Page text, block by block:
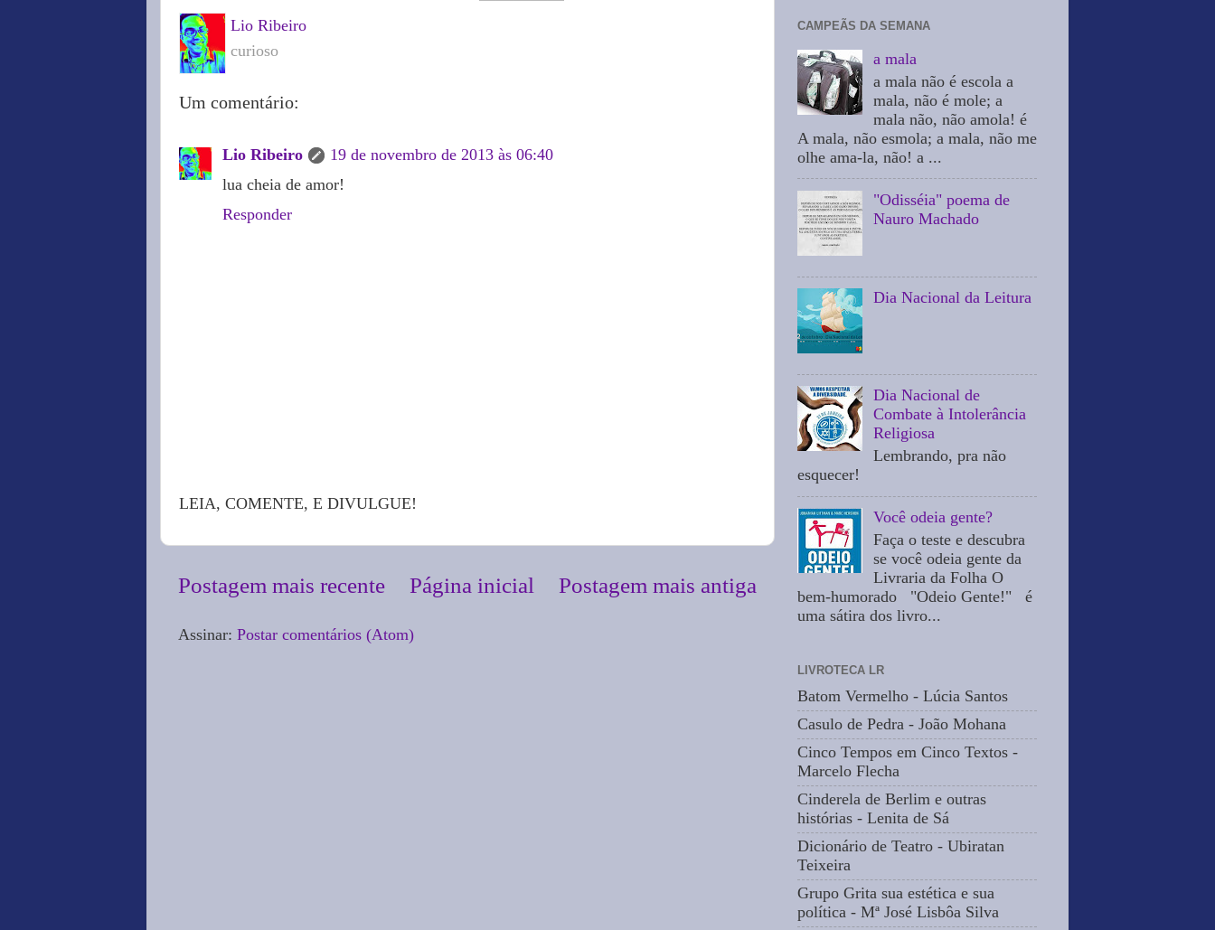
Lio Ribeiro
curioso
Um comentário:
Lio Ribeiro
19 de novembro de 2013 às 06:40
lua cheia de amor!
Responder
LEIA, COMENTE, E DIVULGUE!
Postagem mais recente Postagem mais antiga
Página inicial
Assinar: Postar comentários (Atom)
CAMPEÃS DA SEMANA
a mala
a mala não é escola a
mala, não é mole; a
mala não, não amola! é
A mala, não esmola; a mala, não me
olhe ama-la, não! a ...
"Odisséia" poema de
Nauro Machado
Dia Nacional da Leitura
Dia Nacional de
Combate à Intolerância
Religiosa
Lembrando, pra não
esquecer!
Você odeia gente?
Faça o teste e descubra
se você odeia gente da
Livraria da Folha O
bem-humorado "Odeio Gente!" é
uma sátira dos livro...
LIVROTECA LR
Batom Vermelho - Lúcia Santos
Casulo de Pedra - João Mohana
Cinco Tempos em Cinco Textos -
Marcelo Flecha
Cinderela de Berlim e outras
histórias - Lenita de Sá
Dicionário de Teatro - Ubiratan
Teixeira
Grupo Grita sua estética e sua
política - Mª José Lisbôa Silva